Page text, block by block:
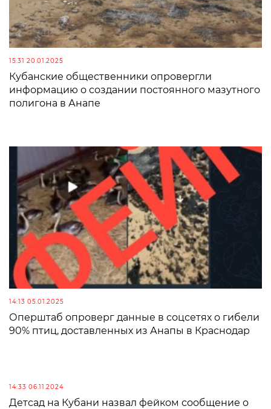
15:31 20.01.2025
Кубанские общественники опровергли
информацию о создании постоянного мазутного
полигона в Анапе
14:13 05.01.2025
Оперштаб опроверг данные в соцсетях о гибели
90% птиц, доставленных из Анапы в Краснодар
14:33 06.11.2024
Детсад на Кубани назвал фейком сообщение о